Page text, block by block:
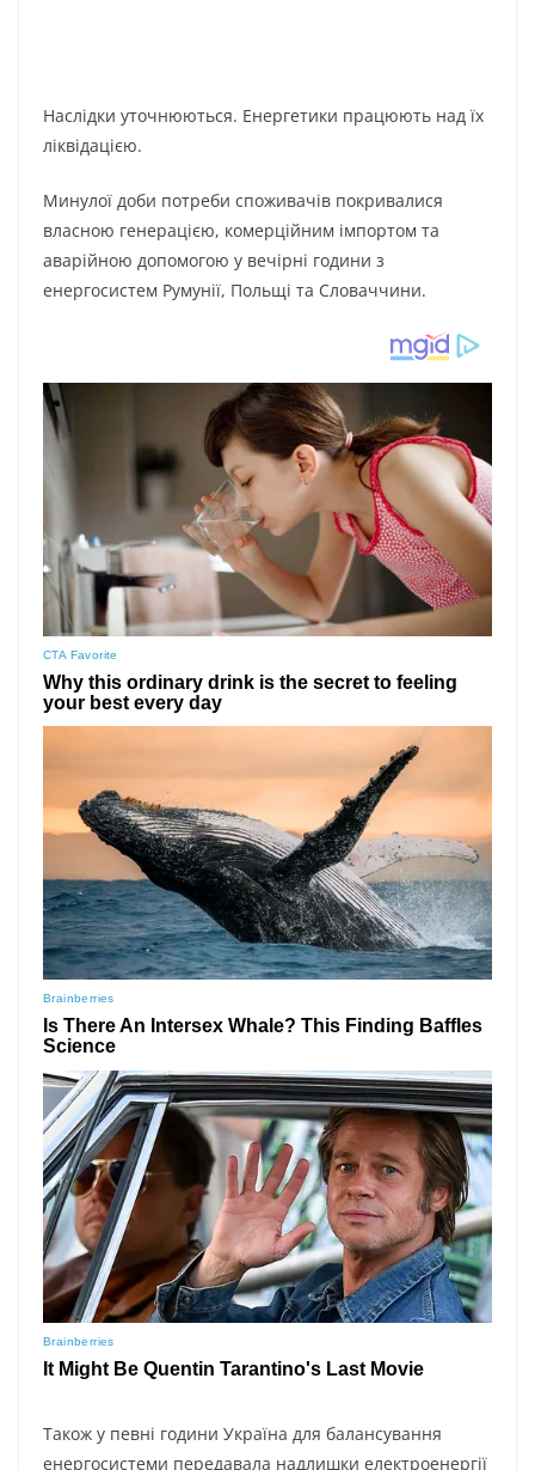
Наслідки уточнюються. Енергетики працюють над їх
ліквідацією.
Минулої доби потреби споживачів покривалися
власною генерацією, комерційним імпортом та
аварійною допомогою у вечірні години з
енергосистем Румунії, Польщі та Словаччини.
Також у певні години Україна для балансування
енергосистеми передавала надлишки електроенергії